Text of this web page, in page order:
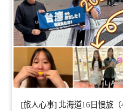
[旅人心事] 北海道16日慢旅